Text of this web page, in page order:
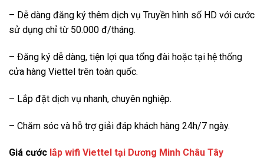
– Dễ dàng đăng ký thêm dịch vụ Truyền hình số HD với cước
sử dụng chỉ từ 50.000 đ/tháng.
– Đăng ký dễ dàng, tiện lợi qua tổng đài hoặc tại hệ thống
cửa hàng Viettel trên toàn quốc.
– Lắp đặt dịch vụ nhanh, chuyên nghiệp.
– Chăm sóc và hỗ trợ giải đáp khách hàng 24h/7 ngày.
Giá cước lắp wifi Viettel tại Dương Minh Châu Tây